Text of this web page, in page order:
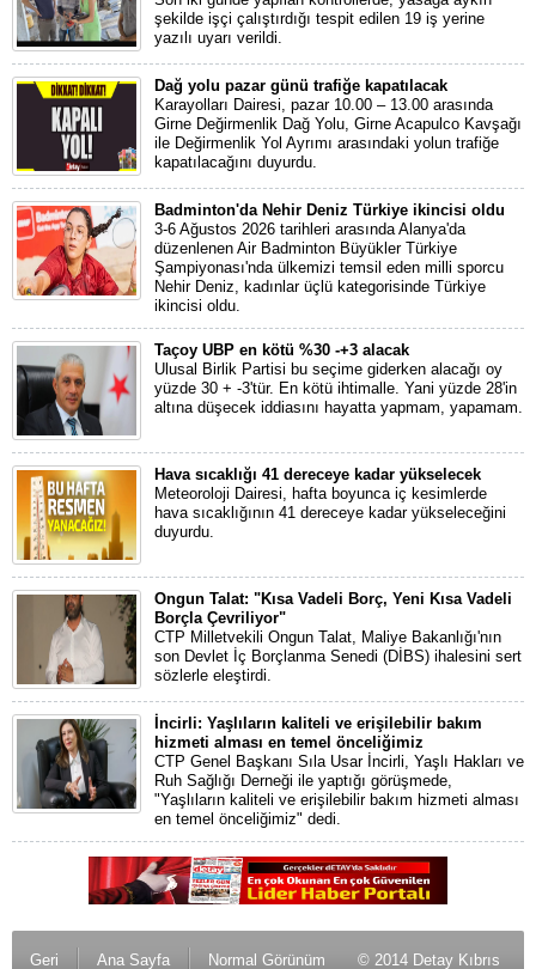
şekilde işçi çalıştırdığı tespit edilen 19 iş yerine
yazılı uyarı verildi.
Dağ yolu pazar günü trafiğe kapatılacak
Karayolları Dairesi, pazar 10.00 – 13.00 arasında
Girne Değirmenlik Dağ Yolu, Girne Acapulco Kavşağı
ile Değirmenlik Yol Ayrımı arasındaki yolun trafiğe
kapatılacağını duyurdu.
Badminton'da Nehir Deniz Türkiye ikincisi oldu
3-6 Ağustos 2026 tarihleri arasında Alanya'da
düzenlenen Air Badminton Büyükler Türkiye
Şampiyonası'nda ülkemizi temsil eden milli sporcu
Nehir Deniz, kadınlar üçlü kategorisinde Türkiye
ikincisi oldu.
Taçoy UBP en kötü %30 -+3 alacak
Ulusal Birlik Partisi bu seçime giderken alacağı oy
yüzde 30 + -3'tür. En kötü ihtimalle. Yani yüzde 28'in
altına düşecek iddiasını hayatta yapmam, yapamam.
Hava sıcaklığı 41 dereceye kadar yükselecek
Meteoroloji Dairesi, hafta boyunca iç kesimlerde
hava sıcaklığının 41 dereceye kadar yükseleceğini
duyurdu.
Ongun Talat: "Kısa Vadeli Borç, Yeni Kısa Vadeli
Borçla Çevriliyor"
CTP Milletvekili Ongun Talat, Maliye Bakanlığı'nın
son Devlet İç Borçlanma Senedi (DİBS) ihalesini sert
sözlerle eleştirdi.
İncirli: Yaşlıların kaliteli ve erişilebilir bakım
hizmeti alması en temel önceliğimiz
CTP Genel Başkanı Sıla Usar İncirli, Yaşlı Hakları ve
Ruh Sağlığı Derneği ile yaptığı görüşmede,
"Yaşlıların kaliteli ve erişilebilir bakım hizmeti alması
en temel önceliğimiz" dedi.
Geri Ana Sayfa Normal Görünüm © 2014 Detay Kıbrıs